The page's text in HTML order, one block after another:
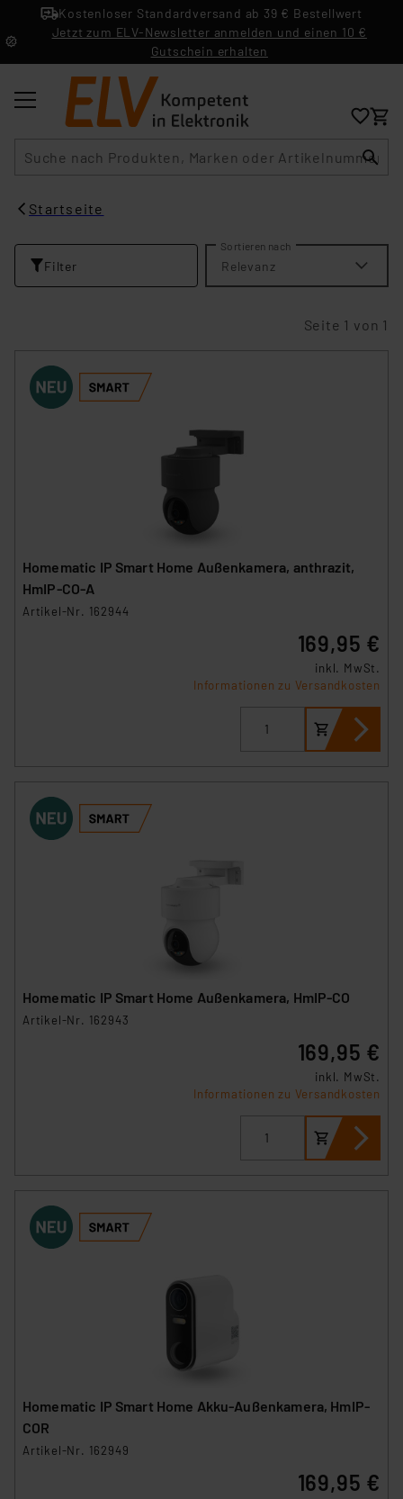
Kostenloser Standardversand ab 39 € Bestellwert
Jetzt zum ELV-Newsletter anmelden und einen 10 €
Gutschein erhalten
Startseite
Filter
Sortieren nach
Relevanz
Seite 1 von 1
Homematic IP Smart Home Außenkamera, anthrazit,
HmIP-CO-A
Artikel-Nr. 162944
169,95 €
inkl. MwSt.
Informationen zu Versandkosten
Homematic IP Smart Home Außenkamera, HmIP-CO
Artikel-Nr. 162943
169,95 €
inkl. MwSt.
Informationen zu Versandkosten
Homematic IP Smart Home Akku-Außenkamera, HmIP-
COR
Artikel-Nr. 162949
169,95 €